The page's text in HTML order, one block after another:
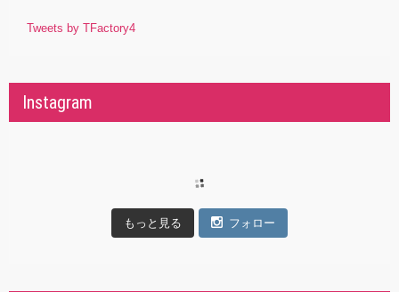
Tweets by TFactory4
Instagram
もっと見る フォロー